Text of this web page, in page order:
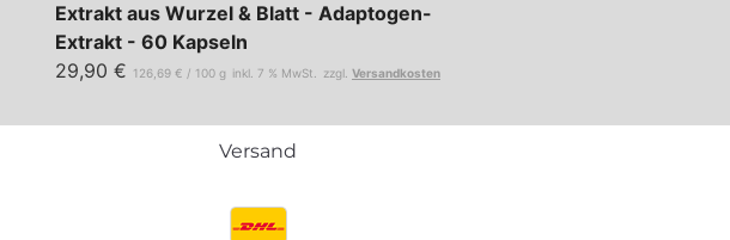
Extrakt aus Wurzel & Blatt - Adaptogen-
Extrakt - 60 Kapseln
29,90 € 126,69 € / 100 g inkl. 7 % MwSt. zzgl. Versandkosten
Versand